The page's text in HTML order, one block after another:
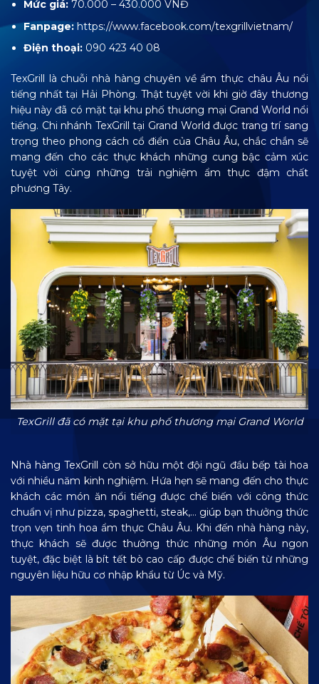
Mức giá: 70.000 – 430.000 VNĐ
Fanpage: https://www.facebook.com/texgrillvietnam/
Điện thoại: 090 423 40 08
TexGrill là chuỗi nhà hàng chuyên về ẩm thực châu Âu nổi
tiếng nhất tại Hải Phòng. Thật tuyệt vời khi giờ đây thương
hiệu này đã có mặt tại khu phố thương mại Grand World nổi
tiếng. Chi nhánh TexGrill tại Grand World được trang trí sang
trọng theo phong cách cổ điển của Châu Âu, chắc chắn sẽ
mang đến cho các thực khách những cung bậc cảm xúc
tuyệt vời cùng những trải nghiệm ẩm thực đậm chất
phương Tây.
TexGrill đã có mặt tại khu phố thương mại Grand World
Nhà hàng TexGrill còn sở hữu một đội ngũ đầu bếp tài hoa
với nhiều năm kinh nghiệm. Hứa hẹn sẽ mang đến cho thực
khách các món ăn nổi tiếng được chế biến với công thức
chuẩn vị như pizza, spaghetti, steak,… giúp bạn thưởng thức
trọn vẹn tinh hoa ẩm thực Châu Âu. Khi đến nhà hàng này,
thực khách sẽ được thưởng thức những món Âu ngon
tuyệt, đặc biệt là bít tết bò cao cấp được chế biến từ những
nguyên liệu hữu cơ nhập khẩu từ Úc và Mỹ.